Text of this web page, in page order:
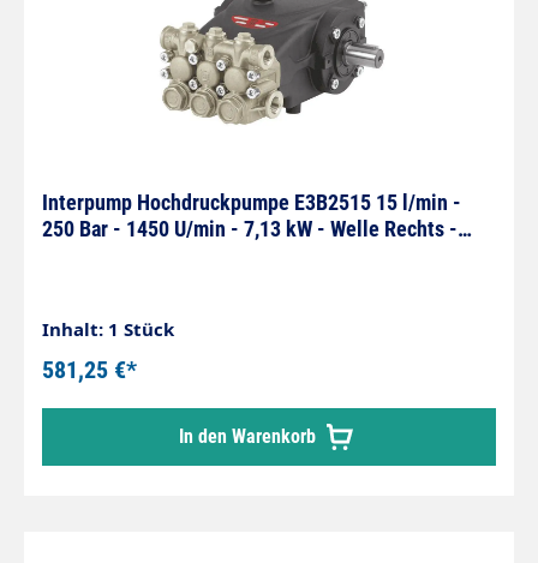
Interpump Hochdruckpumpe E3B2515 15 l/min -
250 Bar - 1450 U/min - 7,13 kW - Welle Rechts -
Inhalt: 1 Stück
581,25 €*
In den Warenkorb